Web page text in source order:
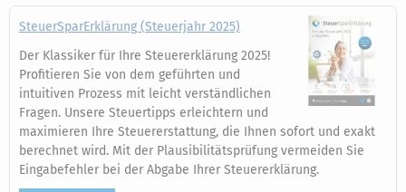
SteuerSparErklärung (Steuerjahr 2025)
Der Klassiker für Ihre Steuererklärung 2025!
Profitieren Sie von dem geführten und
intuitiven Prozess mit leicht verständlichen
Fragen. Unsere Steuertipps erleichtern und
maximieren Ihre Steuererstattung, die Ihnen sofort und exakt
berechnet wird. Mit der Plausibilitätsprüfung vermeiden Sie
Eingabefehler bei der Abgabe Ihrer Steuererklärung.